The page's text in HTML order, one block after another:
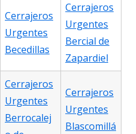
Cerrajeros
Urgentes
Becedillas
Cerrajeros
Urgentes
Bercial de
Zapardiel
Cerrajeros
Urgentes
Berrocalej
Cerrajeros
Urgentes
Blascomillá